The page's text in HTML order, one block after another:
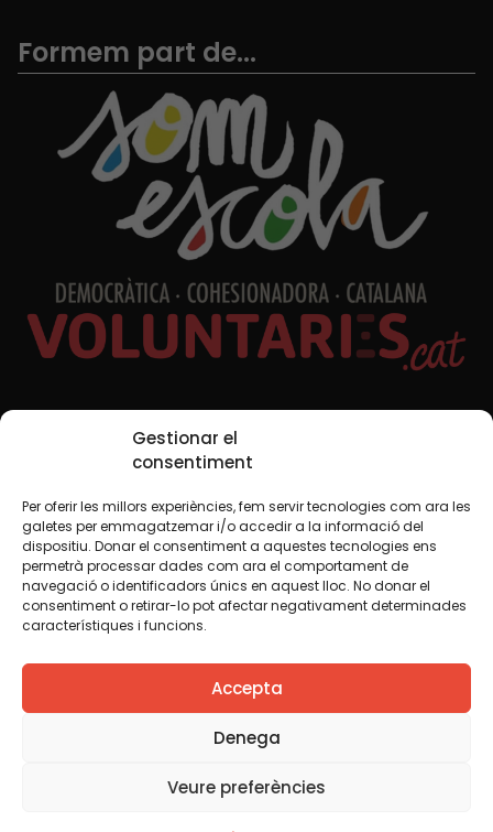
Gestionar el
consentiment
Per oferir les millors experiències, fem servir tecnologies com ara les
galetes per emmagatzemar i/o accedir a la informació del
dispositiu. Donar el consentiment a aquestes tecnologies ens
permetrà processar dades com ara el comportament de
navegació o identificadors únics en aquest lloc. No donar el
consentiment o retirar-lo pot afectar negativament determinades
característiques i funcions.
Accepta
Denega
Veure preferències
Formem part de...
Xarxes Socials
TWT YTB IG FB IN
Avís legalPolítica de cookies
Creiem que el coneixement s’ha de compartir. Per això
fem servir una llicència Creative Commons, llevat que en
algun material indiquem el contrari. Us animem a copiar,
redistribuir, remesclar o transformar i crear els continguts
comercial. Només us demanem que reconegueu